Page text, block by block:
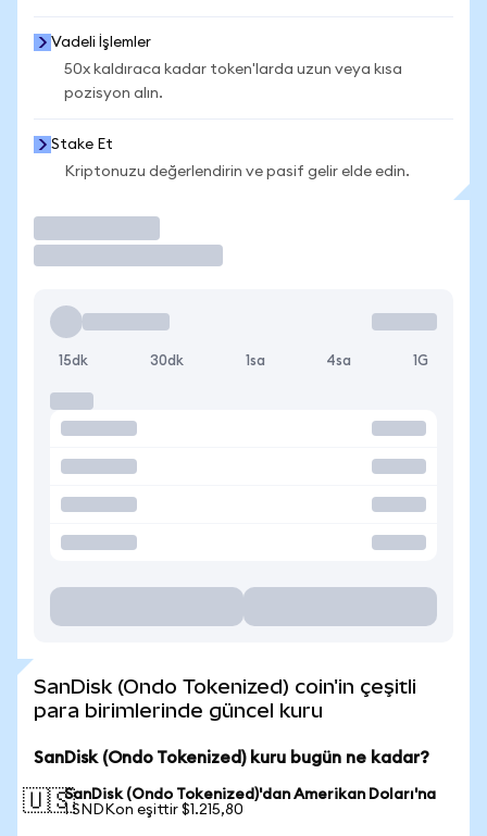
Vadeli İşlemler
50x kaldıraca kadar token'larda uzun veya kısa
pozisyon alın.
Stake Et
Kriptonuzu değerlendirin ve pasif gelir elde edin.
15dk 30dk 1sa 4sa 1G
SanDisk (Ondo Tokenized) coin'in çeşitli
para birimlerinde güncel kuru
SanDisk (Ondo Tokenized) kuru bugün ne kadar?
🇺🇸SanDisk (Ondo Tokenized)'dan Amerikan Doları'na
1 SNDKon eşittir $1.215,80